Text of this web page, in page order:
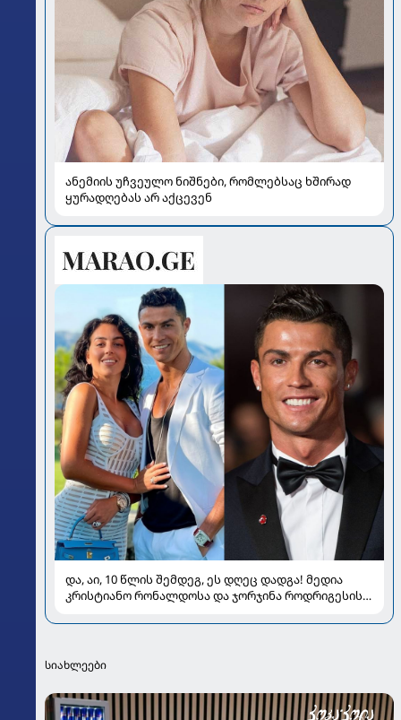
ანემიის უჩვეულო ნიშნები, რომლებსაც ხშირად
ყურადღებას არ აქცევენ
და, აი, 10 წლის შემდეგ, ეს დღეც დადგა! მედია
კრისტიანო რონალდოსა და ჯორჯინა როდრიგესის
სიახლეები